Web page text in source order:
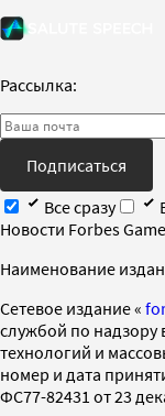
Рассылка:
Подписаться
Все сразу
Новости Forbes
Наименование
Cетевое издание «
службой по
технологий и
номер и дата
ФС77-82431 от 23